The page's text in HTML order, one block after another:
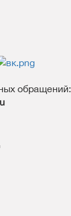
обращений: